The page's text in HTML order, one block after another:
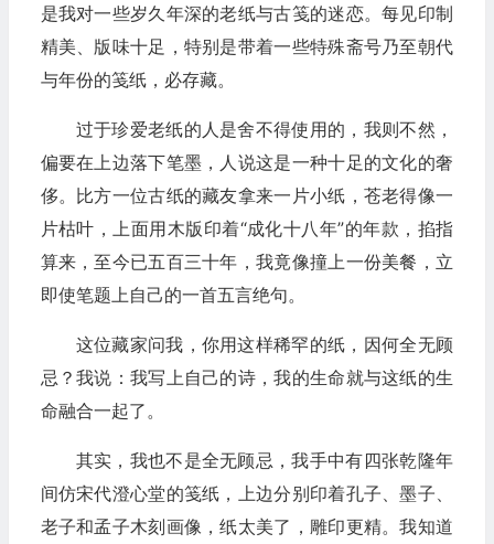
是我对一些岁久年深的老纸与古笺的迷恋。每见印制
精美、版味十足，特别是带着一些特殊斋号乃至朝代
与年份的笺纸，必存藏。
过于珍爱老纸的人是舍不得使用的，我则不然，
偏要在上边落下笔墨，人说这是一种十足的文化的奢
侈。比方一位古纸的藏友拿来一片小纸，苍老得像一
片枯叶，上面用木版印着“成化十八年”的年款，掐指
算来，至今已五百三十年，我竟像撞上一份美餐，立
即使笔题上自己的一首五言绝句。
这位藏家问我，你用这样稀罕的纸，因何全无顾
忌？我说：我写上自己的诗，我的生命就与这纸的生
命融合一起了。
其实，我也不是全无顾忌，我手中有四张乾隆年
间仿宋代澄心堂的笺纸，上边分别印着孔子、墨子、
老子和孟子木刻画像，纸太美了，雕印更精。我知道